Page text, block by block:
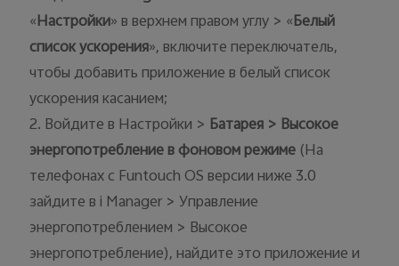
«Настройки» в верхнем правом углу > «Белый
список ускорения», включите переключатель,
чтобы добавить приложение в белый список
ускорения касанием;
2. Войдите в Настройки > Батарея > Высокое
энергопотребление в фоновом режиме (На
телефонах с Funtouch OS версии ниже 3.0
зайдите в i Manager > Управление
энергопотреблением > Высокое
энергопотребление), найдите это приложение и